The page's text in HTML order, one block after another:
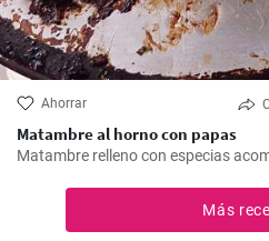
Ahorrar
Matambre al horno con papas
Matambre relleno con especias
Más